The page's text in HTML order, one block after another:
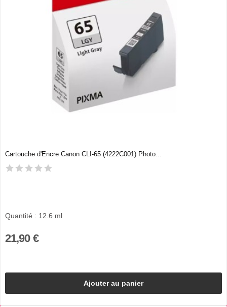
Cartouche d'Encre Canon CLI-65 (4222C001) Photo...
Quantité : 12.6 ml
21,90 €
Ajouter au panier